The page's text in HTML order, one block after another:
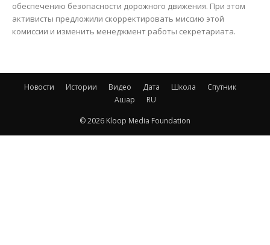
обеспечению безопасности дорожного движения. При этом
активисты предложили скорректировать миссию этой
комиссии и изменить менеджмент работы секретариата.
Новости Истории Видео Дата Школа
Спутник
Ашар
RU
© 2026 Kloop Media Foundation